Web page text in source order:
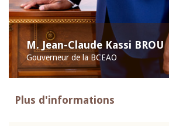
M. Jean-Claude Kassi BROU
Gouverneur de la BCEAO
Plus d'informations